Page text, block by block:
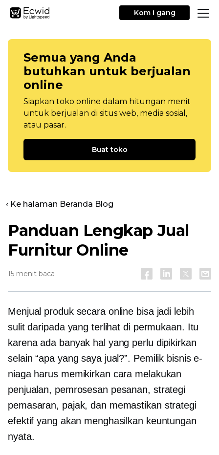
Kom i gang
Semua yang Anda
butuhkan untuk berjualan
online
Siapkan toko online dalam hitungan menit
untuk berjualan di situs web, media sosial,
atau pasar.
Buat toko
‹ Ke halaman Beranda Blog
Panduan Lengkap Jual
Furnitur Online
15 menit baca
Menjual produk secara online bisa jadi lebih
sulit daripada yang terlihat di permukaan. Itu
karena ada banyak hal yang perlu dipikirkan
selain “apa yang saya jual?”. Pemilik bisnis e-
niaga harus memikirkan cara melakukan
penjualan, pemrosesan pesanan, strategi
pemasaran, pajak, dan memastikan strategi
efektif yang akan menghasilkan keuntungan
nyata.